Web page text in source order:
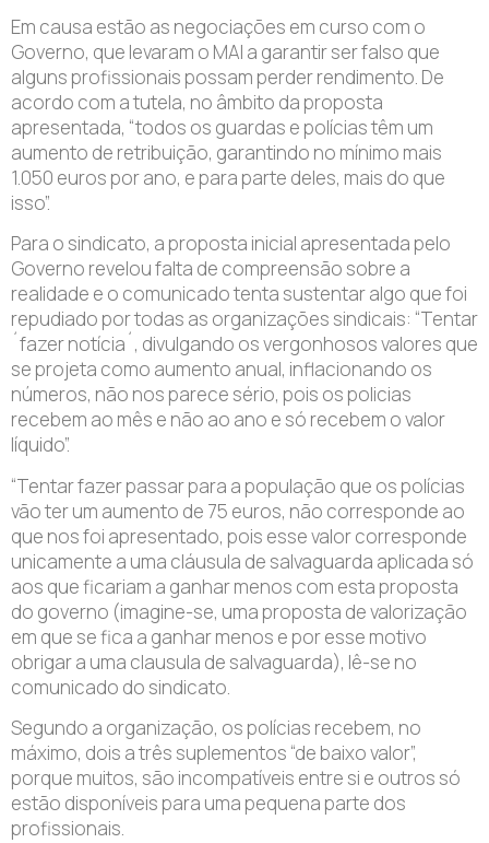
Em causa estão as negociações em curso com o
Governo, que levaram o MAI a garantir ser falso que
alguns profissionais possam perder rendimento. De
acordo com a tutela, no âmbito da proposta
apresentada, “todos os guardas e polícias têm um
aumento de retribuição, garantindo no mínimo mais
1.050 euros por ano, e para parte deles, mais do que
isso”.
Para o sindicato, a proposta inicial apresentada pelo
Governo revelou falta de compreensão sobre a
realidade e o comunicado tenta sustentar algo que foi
repudiado por todas as organizações sindicais: “Tentar
´fazer notícia´, divulgando os vergonhosos valores que
se projeta como aumento anual, inflacionando os
números, não nos parece sério, pois os policias
recebem ao mês e não ao ano e só recebem o valor
líquido”.
“Tentar fazer passar para a população que os polícias
vão ter um aumento de 75 euros, não corresponde ao
que nos foi apresentado, pois esse valor corresponde
unicamente a uma cláusula de salvaguarda aplicada só
aos que ficariam a ganhar menos com esta proposta
do governo (imagine-se, uma proposta de valorização
em que se fica a ganhar menos e por esse motivo
obrigar a uma clausula de salvaguarda), lê-se no
comunicado do sindicato.
Segundo a organização, os polícias recebem, no
máximo, dois a três suplementos “de baixo valor”,
porque muitos, são incompatíveis entre si e outros só
estão disponíveis para uma pequena parte dos
profissionais.